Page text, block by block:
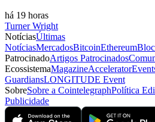
há 19 horas
Turner Wright
NotíciasÚltimas
NotíciasMercadosBitcoinEthereum
PatrocinadoArtigos Patrocinados
EcossistemaMagazineAccelerator
GuardiansLONGITUDE Event
SobreSobre a CointelegraphPolítica
Publicidade